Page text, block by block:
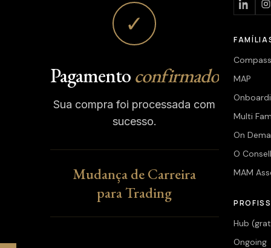
✓
Pagamentoconfirmado
Sua compra foi processada com
sucesso.
Mudança de Carreira
para Trading
Compass
MAP
Multi
On
O
MAM
Hub
Ongoing